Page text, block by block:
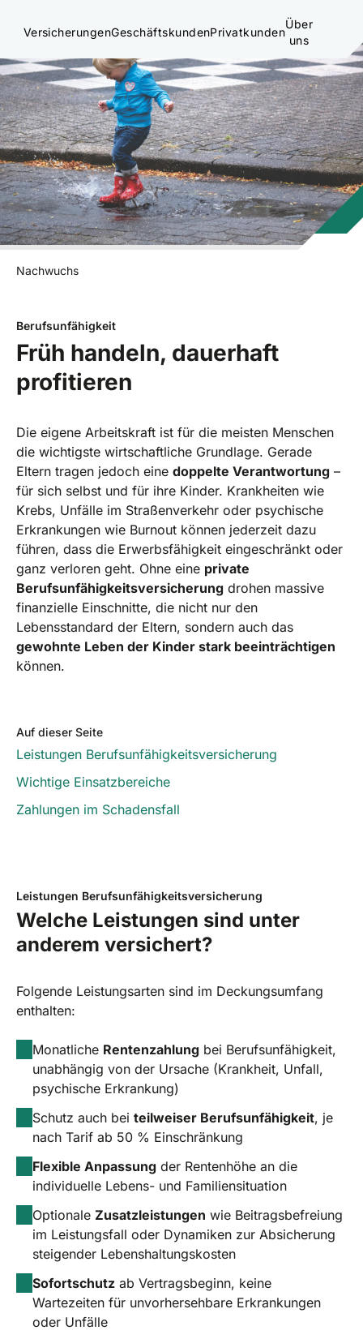
VersicherungenGeschäftskundenPrivatkunden
Über
uns
Nachwuchs
Berufsunfähigkeit
Früh handeln, dauerhaft
profitieren
Die eigene Arbeitskraft ist für die meisten Menschen
die wichtigste wirtschaftliche Grundlage. Gerade
Eltern tragen jedoch eine doppelte Verantwortung –
für sich selbst und für ihre Kinder. Krankheiten wie
Krebs, Unfälle im Straßenverkehr oder psychische
Erkrankungen wie Burnout können jederzeit dazu
führen, dass die Erwerbsfähigkeit eingeschränkt oder
ganz verloren geht. Ohne eine private
Berufsunfähigkeitsversicherung drohen massive
finanzielle Einschnitte, die nicht nur den
Lebensstandard der Eltern, sondern auch das
gewohnte Leben der Kinder stark beeinträchtigen
können.
Auf dieser Seite
Leistungen Berufsunfähigkeitsversicherung
Wichtige Einsatzbereiche
Zahlungen im Schadensfall
Leistungen Berufsunfähigkeitsversicherung
Welche Leistungen sind unter
anderem versichert?
Folgende Leistungsarten sind im Deckungsumfang
enthalten:
Monatliche Rentenzahlung bei Berufsunfähigkeit,
unabhängig von der Ursache (Krankheit, Unfall,
psychische Erkrankung)
Schutz auch bei teilweiser Berufsunfähigkeit, je
nach Tarif ab 50 % Einschränkung
Flexible Anpassung der Rentenhöhe an die
individuelle Lebens- und Familiensituation
Optionale Zusatzleistungen wie Beitragsbefreiung
im Leistungsfall oder Dynamiken zur Absicherung
steigender Lebenshaltungskosten
Sofortschutz ab Vertragsbeginn, keine
Wartezeiten für unvorhersehbare Erkrankungen
oder Unfälle